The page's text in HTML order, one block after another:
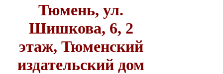
Тюмень, ул.
Шишкова, 6, 2
этаж, Тюменский
издательский дом